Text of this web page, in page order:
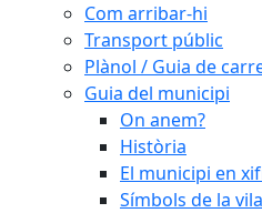
Com arribar-hi
Transport públic
Plànol / Guia de
Guia del municipi
On anem?
Història
El municipi en
Símbols de la vila